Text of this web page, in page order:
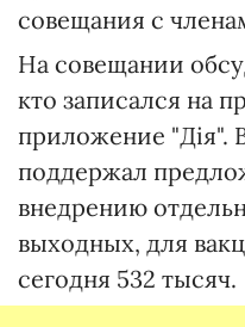
совещания с
На совещании
кто записался на
приложение "Дія".
поддержал
внедрению
выходных, для
сегодня 532 тысяч.